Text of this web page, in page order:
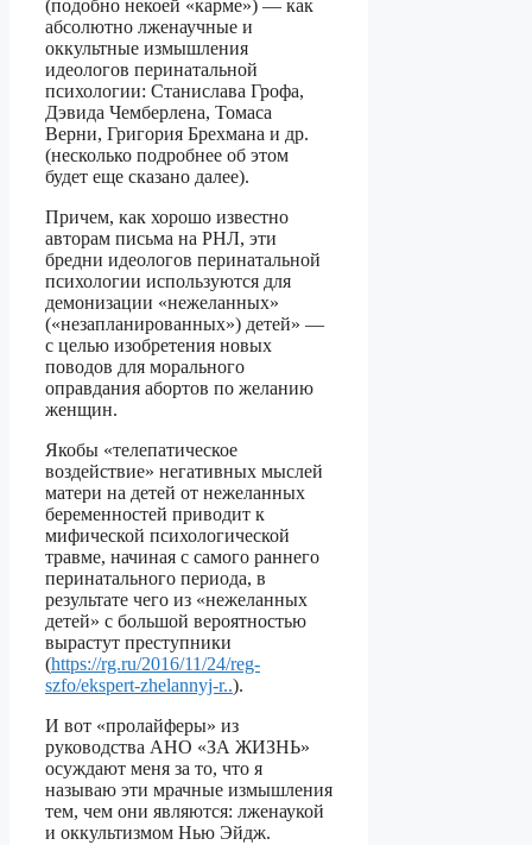
(подобно некоей «карме») — как
абсолютно лженаучные и
оккультные измышления
идеологов перинатальной
психологии: Станислава Грофа,
Дэвида Чемберлена, Томаса
Верни, Григория Брехмана и др.
(несколько подробнее об этом
будет еще сказано далее).
Причем, как хорошо известно
авторам письма на РНЛ, эти
бредни идеологов перинатальной
психологии используются для
демонизации «нежеланных»
(«незапланированных») детей» —
с целью изобретения новых
поводов для морального
оправдания абортов по желанию
женщин.
Якобы «телепатическое
воздействие» негативных мыслей
матери на детей от нежеланных
беременностей приводит к
мифической психологической
травме, начиная с самого раннего
перинатального периода, в
результате чего из «нежеланных
детей» с большой вероятностью
вырастут преступники
(https://rg.ru/2016/11/24/reg-
szfo/ekspert-zhelannyj-r..).
И вот «пролайферы» из
руководства АНО «ЗА ЖИЗНЬ»
осуждают меня за то, что я
называю эти мрачные измышления
тем, чем они являются: лженаукой
и оккультизмом Нью Эйдж.